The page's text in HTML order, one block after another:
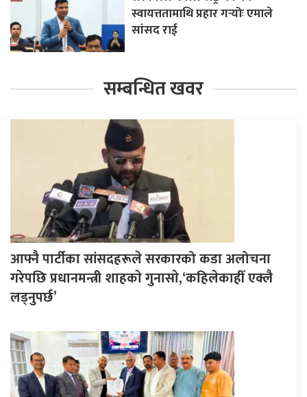
स्वायत्ततामाथि प्रहार गर्‍योः एमाले
सांसद राई
सम्बन्धित खवर
आफ्नै पार्टीका सांसदहरूले सरकारको कडा अलोचना
गरेपछि प्रधानमन्त्री शाहकाे गुनासाे,‘कहिलेकाहीँ एक्लै
लड्नुपर्छ’